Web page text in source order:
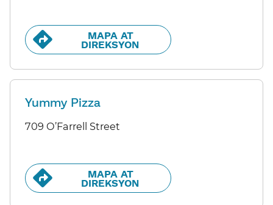
MAPA AT
DIREKSYON​​
Yummy Pizza
709 O’Farrell Street
MAPA AT
DIREKSYON​​